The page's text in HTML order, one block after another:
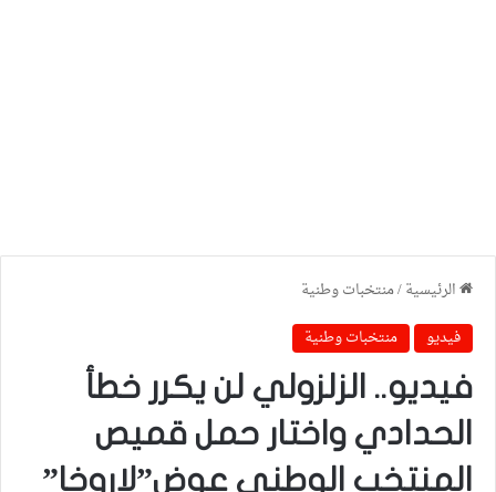
الرئيسية/منتخبات وطنية
فيديو
منتخبات وطنية
فيديو.. الزلزولي لن يكرر خطأ
الحدادي واختار حمل قميص
المنتخب الوطني عوض”لاروخا”